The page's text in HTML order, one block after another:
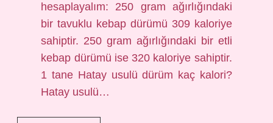
hesaplayalım: 250 gram ağırlığındaki
bir tavuklu kebap dürümü 309 kaloriye
sahiptir. 250 gram ağırlığındaki bir etli
kebap dürümü ise 320 kaloriye sahiptir.
1 tane Hatay usulü dürüm kaç kalori?
Hatay usulü…